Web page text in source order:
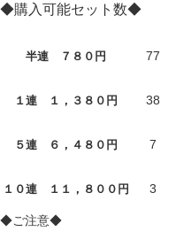
◆購入可能セット数◆
半連 ７８０円 77
１連 １，３８０円 38
５連 ６，４８０円 7
１０連 １１，８００円 3
◆ご注意◆